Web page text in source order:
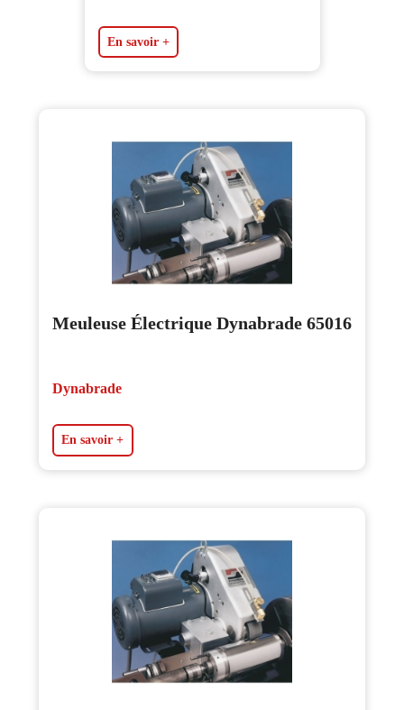
En savoir +
Meuleuse Électrique Dynabrade 65016
Dynabrade
En savoir +